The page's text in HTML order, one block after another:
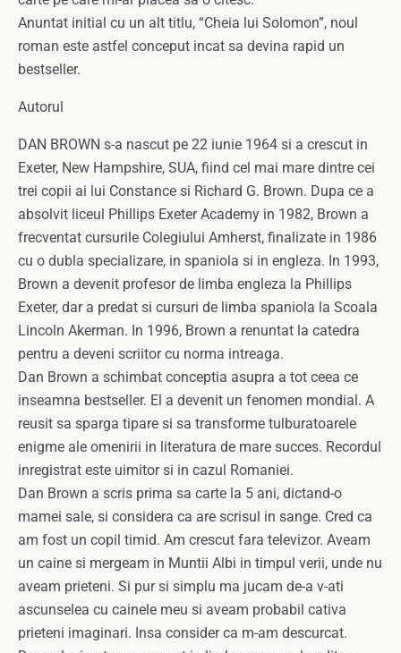
Anuntat initial cu un alt titlu, “Cheia lui Solomon”, noul
roman este astfel conceput incat sa devina rapid un
bestseller.
Autorul
DAN BROWN s-a nascut pe 22 iunie 1964 si a crescut in
Exeter, New Hampshire, SUA, fiind cel mai mare dintre cei
trei copii ai lui Constance si Richard G. Brown. Dupa ce a
absolvit liceul Phillips Exeter Academy in 1982, Brown a
frecventat cursurile Colegiului Amherst, finalizate in 1986
cu o dubla specializare, in spaniola si in engleza. In 1993,
Brown a devenit profesor de limba engleza la Phillips
Exeter, dar a predat si cursuri de limba spaniola la Scoala
Lincoln Akerman. In 1996, Brown a renuntat la catedra
pentru a deveni scriitor cu norma intreaga.
Dan Brown a schimbat conceptia asupra a tot ceea ce
inseamna bestseller. El a devenit un fenomen mondial. A
reusit sa sparga tipare si sa transforme tulburatoarele
enigme ale omenirii in literatura de mare succes. Recordul
inregistrat este uimitor si in cazul Romaniei.
Dan Brown a scris prima sa carte la 5 ani, dictand-o
mamei sale, si considera ca are scrisul in sange. Cred ca
am fost un copil timid. Am crescut fara televizor. Aveam
un caine si mergeam in Muntii Albi in timpul verii, unde nu
aveam prieteni. Si pur si simplu ma jucam de-a v-ati
ascunselea cu cainele meu si aveam probabil cativa
prieteni imaginari. Insa consider ca m-am descurcat.